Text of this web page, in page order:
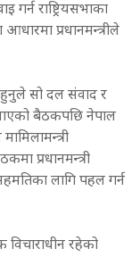
गर्न राष्ट्रियसभाका
प्रधानमन्त्रीले
सो दल संवाद र
बैठकपछि नेपाल
प्रधानमन्त्री
लागि पहल गर्न
विचाराधीन रहेको